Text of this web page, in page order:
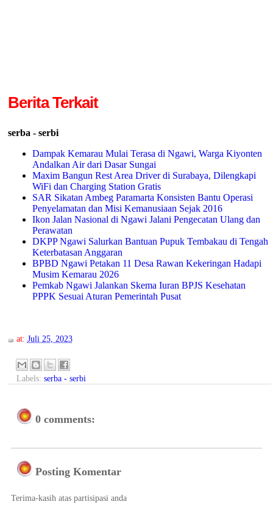
Berita Terkait
serba - serbi
Dampak Kemarau Mulai Terasa di Ngawi, Warga Kiyonten
Andalkan Air dari Dasar Sungai
Maxim Bangun Rest Area Driver di Surabaya, Dilengkapi
WiFi dan Charging Station Gratis
SAR Sikatan Ambeg Paramarta Konsisten Bantu Operasi
Penyelamatan dan Misi Kemanusiaan Sejak 2016
Ikon Jalan Nasional di Ngawi Jalani Pengecatan Ulang dan
Perawatan
DKPP Ngawi Salurkan Bantuan Pupuk Tembakau di Tengah
Keterbatasan Anggaran
BPBD Ngawi Petakan 11 Desa Rawan Kekeringan Hadapi
Musim Kemarau 2026
Pemkab Ngawi Jalankan Skema Iuran BPJS Kesehatan
PPPK Sesuai Aturan Pemerintah Pusat
at: Juli 25, 2023
Labels: serba - serbi
0 comments:
Posting Komentar
Terima-kasih atas partisipasi anda